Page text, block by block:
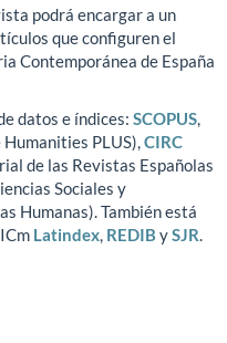
podrá encargar a un
que configuren el
Contemporánea de España
datos e índices: SCOPUS,
PLUS),CIRC
de las Revistas Españolas
Sociales y
Humanas). También está
Latindex, REDIB ySJR.